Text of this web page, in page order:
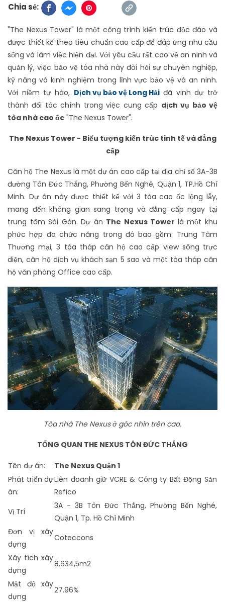
Chia sẻ:
"The Nexus Tower" là một công trình kiến trúc độc đáo và
được thiết kế theo tiêu chuẩn cao cấp để đáp ứng nhu cầu
sống và làm việc hiện đại. Với yêu cầu rất cao về an ninh và
quản lý, việc bảo vệ tòa nhà này đòi hỏi sự chuyên nghiệp,
kỹ năng và kinh nghiệm trong lĩnh vực bảo vệ và an ninh.
Với niềm tự hào, Dịch vụ bảo vệ Long Hảiđã vinh dự trở
thành đối tác chính trong việc cung cấp dịch vụ bảo vệ
tòa nhà cao ốc "The Nexus Tower".
The Nexus Tower - Biểu tượng kiến trúc tinh tế và đẳng
cấp
Căn hộ The Nexus là một dự án cao cấp tại địa chỉ số 3A-3B
đường Tôn Đức Thắng, Phường Bến Nghé, Quận 1, TP.Hồ Chí
Minh. Dự án này được thiết kế với 3 tòa cao ốc lộng lẫy,
mang đến không gian sang trọng và đẳng cấp ngay tại
trung tâm Sài Gòn. Dự án The Nexus Tower là một khu
phức hợp đa chức năng trong đó bao gồm: Trung Tâm
Thương mại, 3 tòa tháp căn hộ cao cấp view sông trực
diện, căn hộ dịch vụ khách sạn 5 sao và một tòa tháp căn
hộ văn phòng Office cao cấp.
Tòa nhà The Nexus ở góc nhìn trên cao.
TỔNG QUAN THE NEXUS TÔN ĐỨC THẮNG
Tên dự án:
The Nexus Quận 1
Phát triển dự
án:
Liên doanh giữ VCRE & Công ty Bất Động Sản
Refico
Vị Trí
3A - 3B Tôn Đức Thắng, Phường Bến Nghé,
Quận 1, Tp. Hồ Chí Minh
Đơn vị xây
dựng
Coteccons
Xây tích xây
dựng
8.634,5m2
Mật độ xây
dựng
27.96%